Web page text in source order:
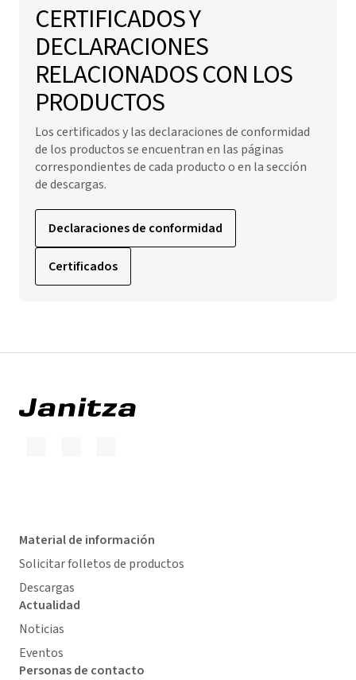
CERTIFICADOS Y
DECLARACIONES
RELACIONADOS CON LOS
PRODUCTOS
Los certificados y las declaraciones de conformidad
de los productos se encuentran en las páginas
correspondientes de cada producto o en la sección
de descargas.
Declaraciones de conformidad
Certificados
Material de información
Solicitar folletos de productos
Descargas
Actualidad
Noticias
Eventos
Personas de contacto